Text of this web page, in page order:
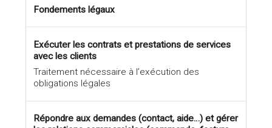
Fondements légaux
Exécuter les contrats et prestations de services
avec les clients
Traitement nécessaire à l’exécution des
obligations légales
Répondre aux demandes (contact, aide…) et gérer